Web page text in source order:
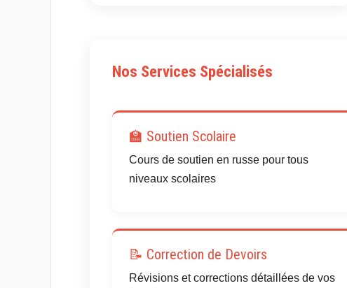
Nos Services Spécialisés
🏫 Soutien Scolaire
Cours de soutien en russe pour tous
niveaux scolaires
📝 Correction de Devoirs
Révisions et corrections détaillées de vos